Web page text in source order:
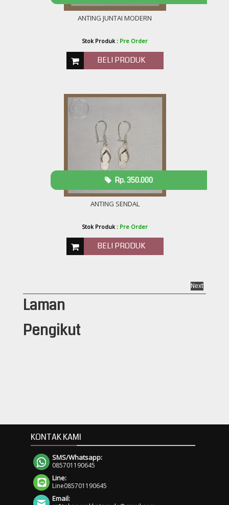
ANTING JUNTAI MODERN
Stok Produk : Pre Order
BELI PRODUK
ANTING SENDAL
Rp. 350.000
Stok Produk : Pre Order
BELI PRODUK
Next
Laman
Pengikut
KONTAK KAMI
SMS/Whatsapp:
085701190645
Line:
Line085701190645
Email: